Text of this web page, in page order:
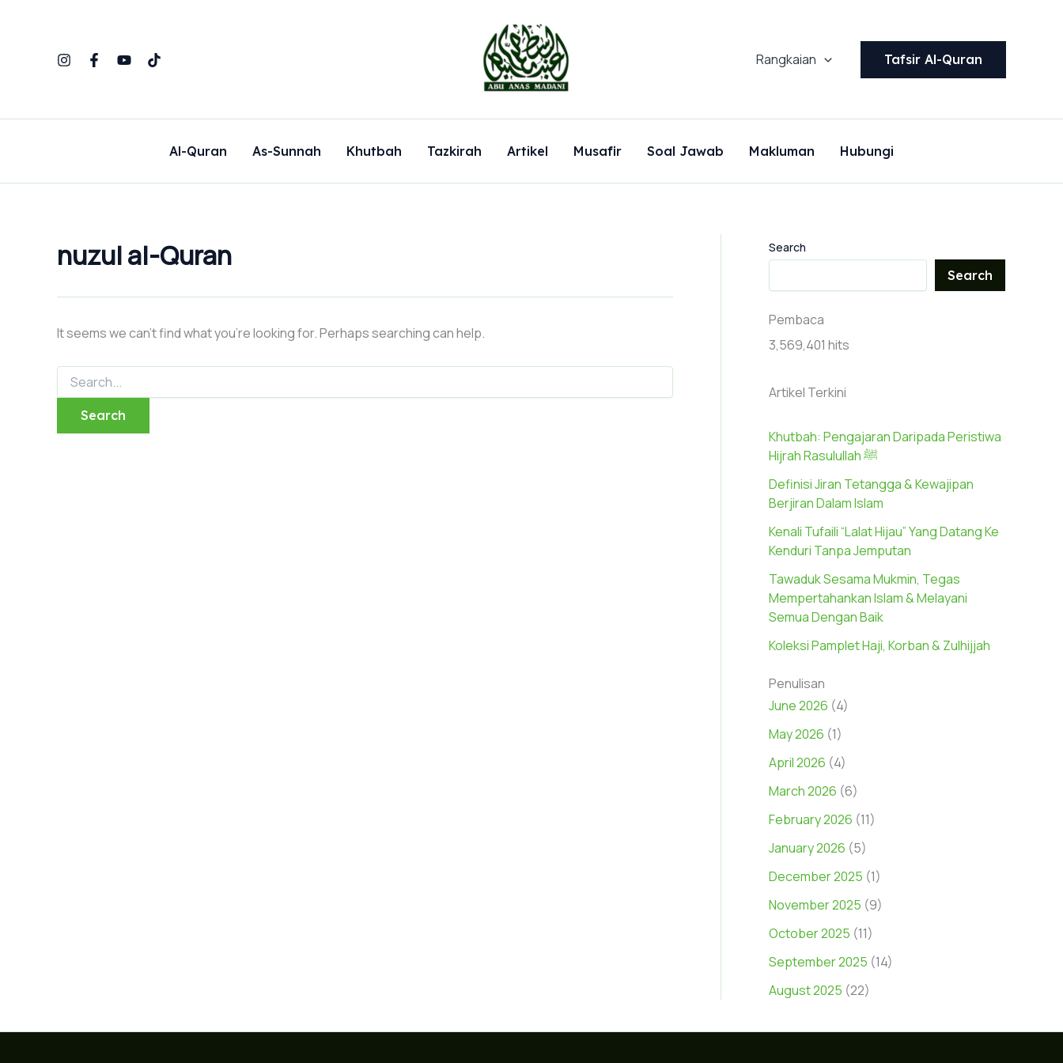
Rangkaian Tafsir Al-Quran
Al-Quran As-Sunnah Khutbah Tazkirah Artikel Musafir Soal Jawab Makluman Hubungi
nuzul al-Quran
It seems we can’t find what you’re looking for. Perhaps searching can help.
Search
Search
Pembaca
3,569,401 hits
Artikel Terkini
Khutbah: Pengajaran Daripada Peristiwa
Hijrah Rasulullah ﷺ
Definisi Jiran Tetangga & Kewajipan
Berjiran Dalam Islam
Kenali Tufaili “Lalat Hijau” Yang Datang Ke
Kenduri Tanpa Jemputan
Tawaduk Sesama Mukmin, Tegas
Mempertahankan Islam & Melayani
Semua Dengan Baik
Koleksi Pamplet Haji, Korban & Zulhijjah
Penulisan
June 2026 (4)
May 2026 (1)
April 2026 (4)
March 2026 (6)
February 2026 (11)
January 2026 (5)
December 2025 (1)
November 2025 (9)
October 2025 (11)
September 2025 (14)
August 2025 (22)